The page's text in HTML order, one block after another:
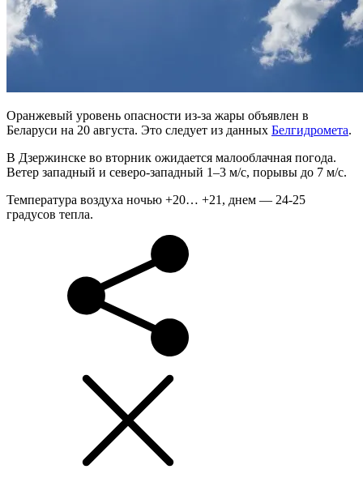
Оранжевый уровень опасности из-за жары объявлен в
Беларуси на 20 августа. Это следует из данных Белгидромета.
В Дзержинске во вторник ожидается малооблачная погода.
Ветер западный и северо-западный 1–3 м/с, порывы до 7 м/с.
Температура воздуха ночью +20… +21, днем — 24-25
градусов тепла.